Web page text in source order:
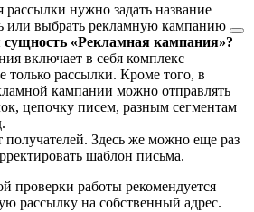
нужно задать название
или выбрать рекламную кампанию
сущность «Рекламная кампания»?
включает в себя комплекс
только рассылки. Кроме того, в
кампании можно отправлять
цепочку писем, разным сегментам
получателей. Здесь же можно еще раз
шаблон письма.
проверки работы рекомендуется
рассылку на собственный адрес.